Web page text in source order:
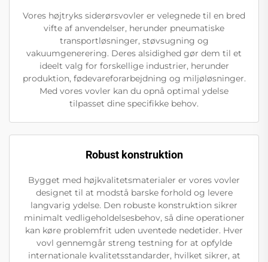
Vores højtryks siderørsvovler er velegnede til en bred
vifte af anvendelser, herunder pneumatiske
transportløsninger, støvsugning og
vakuumgenerering. Deres alsidighed gør dem til et
ideelt valg for forskellige industrier, herunder
produktion, fødevareforarbejdning og miljøløsninger.
Med vores vovler kan du opnå optimal ydelse
tilpasset dine specifikke behov.
Robust konstruktion
Bygget med højkvalitetsmaterialer er vores vovler
designet til at modstå barske forhold og levere
langvarig ydelse. Den robuste konstruktion sikrer
minimalt vedligeholdelsesbehov, så dine operationer
kan køre problemfrit uden uventede nedetider. Hver
vovl gennemgår streng testning for at opfylde
internationale kvalitetsstandarder, hvilket sikrer, at